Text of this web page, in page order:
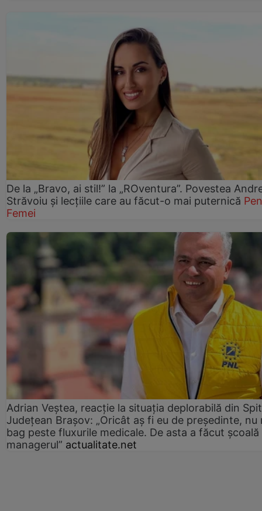
De la „Bravo, ai stil!” la „ROventura”. Povestea
Străvoiu și lecțiile care au făcut-o mai puternică
Femei
Adrian Veștea, reacție la situația deplorabilă din
Județean Brașov: „Oricât aș fi eu de președinte, nu
bag peste fluxurile medicale. De asta a făcut școală
managerul” actualitate.net